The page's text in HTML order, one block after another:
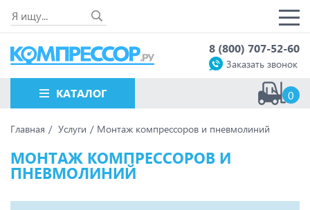
8 (800) 707-52-60
Заказать звонок
КАТАЛОГ 0
Главная Услуги Монтаж компрессоров и пневмолиний
МОНТАЖ КОМПРЕССОРОВ И
ПНЕВМОЛИНИЙ